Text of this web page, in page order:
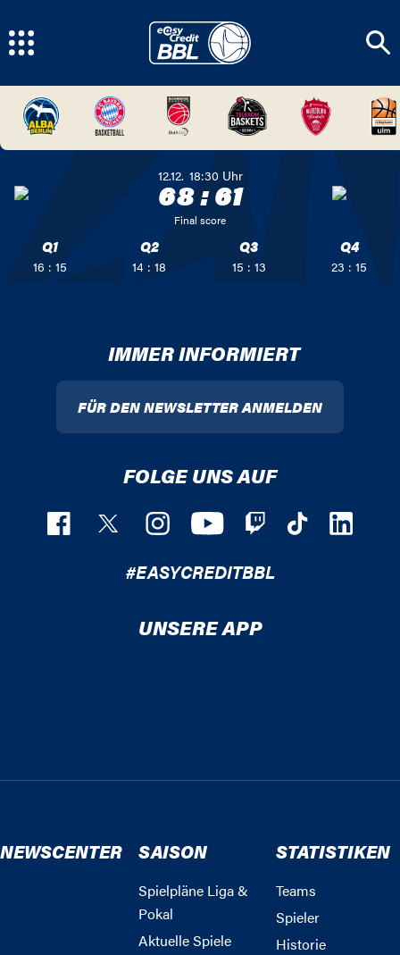
12.12. 18:30 Uhr
68:61
Final score
Q1
16 : 15
Q2
14 : 18
Q3
15 : 13
Q4
23 : 15
IMMER INFORMIERT
FÜR DEN NEWSLETTER ANMELDEN
FOLGE UNS AUF
#EASYCREDITBBL
UNSERE APP
NEWSCENTER SAISON
Spielpläne Liga &
Pokal
Aktuelle Spiele
STATISTIKEN
Teams
Spieler
Historie